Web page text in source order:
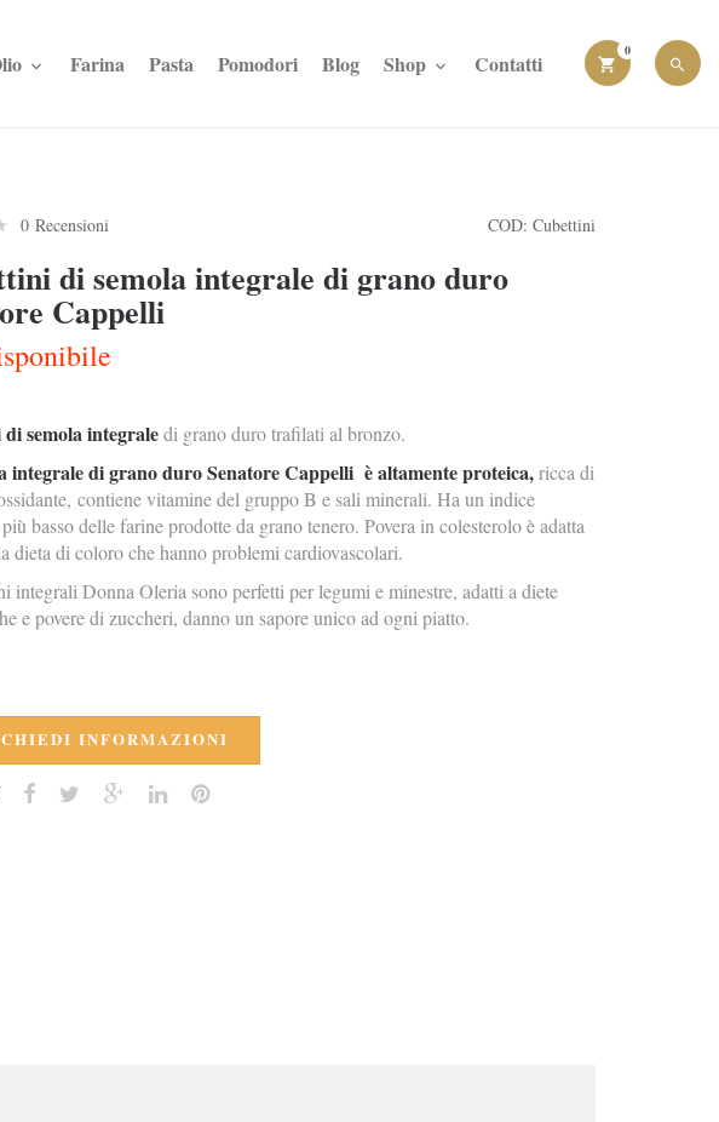
0
Farina Pasta Pomodori Blog Shop Contatti
0 Recensioni COD: Cubettini
di semola integrale di grano duro
Cappelli
semola integraledi grano duro trafilati al bronzo.
integrale di grano duro Senatore Cappelli è altamente proteica,ricca di
contiene vitamine del gruppo B e sali minerali. Ha un indice
basso delle farine prodotte da grano tenero. Povera in colesterolo è adatta
dieta di coloro che hanno problemi cardiovascolari.
integrali Donna Oleria sono perfetti per legumi e minestre, adatti a diete
e povere di zuccheri, danno un sapore unico ad ogni piatto.
INFORMAZIONI